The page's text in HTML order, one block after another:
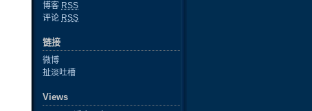
博客 RSS
评论 RSS
链接
微博
扯淡吐槽
Views